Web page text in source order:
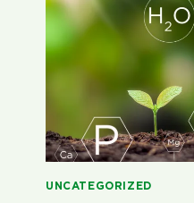
UNCATEGORIZED